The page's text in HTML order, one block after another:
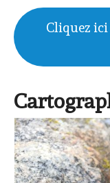
Cliquez